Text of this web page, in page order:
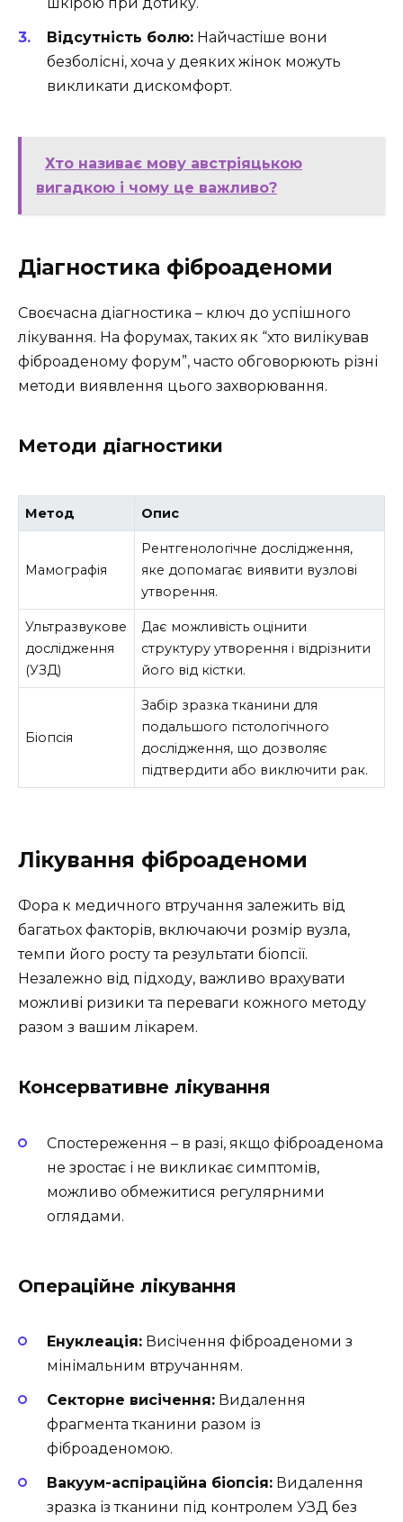
Відсутність болю: Найчастіше вони
безболісні, хоча у деяких жінок можуть
викликати дискомфорт.
Хто називає мову австріяцькою
вигадкою і чому це важливо?
Діагностика фіброаденоми
Своєчасна діагностика – ключ до успішного
лікування. На форумах, таких як “хто вилікував
фіброаденому форум”, часто обговорюють різні
методи виявлення цього захворювання.
Методи діагностики
Метод Опис
Мамографія
Рентгенологічне дослідження,
яке допомагає виявити вузлові
утворення.
Ультразвукове
дослідження
(УЗД)
Дає можливість оцінити
структуру утворення і відрізнити
його від кістки.
Біопсія
Забір зразка тканини для
подальшого гістологічного
дослідження, що дозволяє
підтвердити або виключити рак.
Лікування фіброаденоми
Фора к медичного втручання залежить від
багатьох факторів, включаючи розмір вузла,
темпи його росту та результати біопсії.
Незалежно від підходу, важливо врахувати
можливі ризики та переваги кожного методу
разом з вашим лікарем.
Консервативне лікування
Спостереження – в разі, якщо фіброаденома
не зростає і не викликає симптомів,
можливо обмежитися регулярними
оглядами.
Операційне лікування
Енуклеація: Висічення фіброаденоми з
мінімальним втручанням.
Секторне висічення: Видалення
фрагмента тканини разом із
фіброаденомою.
Вакуум-аспіраційна біопсія: Видалення
зразка із тканини під контролем УЗД без